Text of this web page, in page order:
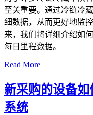
至关重要。通过冷链冷
细数据，从而更好地监
来，我们将详细介绍如
每日里程数据。
Read More
新采购的设备
系统